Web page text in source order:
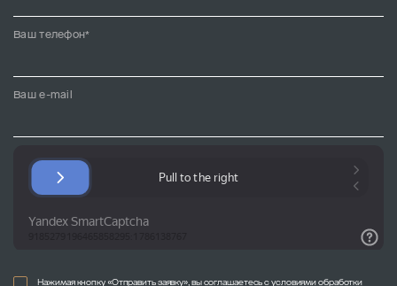
Ваш телефон*
Ваш e-mail
Нажимая кнопку «Отправить заявку», вы соглашаетесь сусловиями обработки